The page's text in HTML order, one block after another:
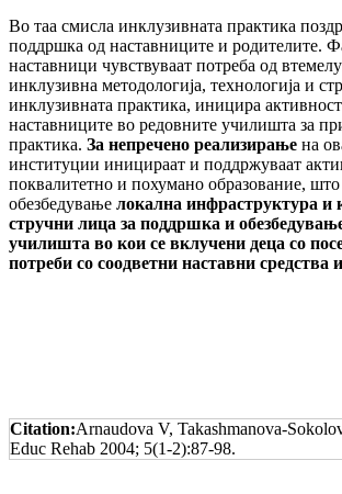
Во таа смисла инклузивната практика
поддршка од наставниците и родителите.
наставници чувствуваат потреба од
инклузивна методологија, технологија и
инклузивната практика, иницира
наставниците во редовните училишта за
практика. За непречено реализирање на
институции иницираат и поддржуваат
поквалитетно и похумано образование, што
обезбедување локална инфраструктура и
стручни лица за поддршка и
училишта во кои се вклучени деца со
потреби со соодветни наставни средства
Citation:Arnaudova V, Takashmanova-
Educ Rehab 2004; 5(1-2):87-98.